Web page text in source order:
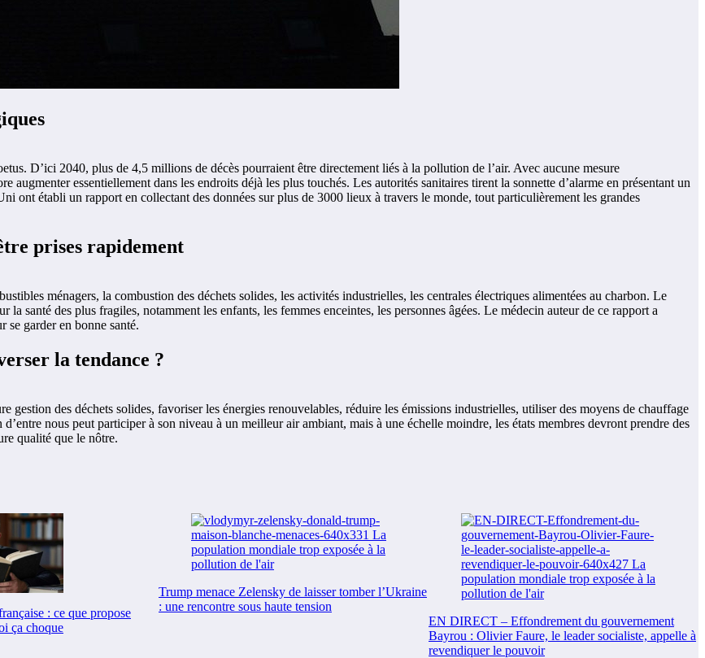
D’ici 2040, plus de 4,5 millions de décès pourraient être directement liés à la pollution de l’air. Avec aucune mesure
augmenter essentiellement dans les endroits déjà les plus touchés. Les autorités sanitaires tirent la sonnette d’alarme en présentant un
ont établi un rapport en collectant des données sur plus de 3000 lieux à travers le monde, tout particulièrement les grandes
prises rapidement
ménagers, la combustion des déchets solides, les activités industrielles, les centrales électriques alimentées au charbon. Le
santé des plus fragiles, notamment les enfants, les femmes enceintes, les personnes âgées. Le médecin auteur de ce rapport a
se garder en bonne santé.
la tendance ?
gestion des déchets solides, favoriser les énergies renouvelables, réduire les émissions industrielles, utiliser des moyens de chauffage
nous peut participer à son niveau à un meilleur air ambiant, mais à une échelle moindre, les états membres devront prendre des
qualité que le nôtre.
: ce que propose
ça choque
Trump menace Zelensky de laisser tomber l’Ukraine
: une rencontre sous haute tension
EN DIRECT – Effondrement du gouvernement
Bayrou : Olivier Faure, le leader socialiste, appelle à
revendiquer le pouvoir